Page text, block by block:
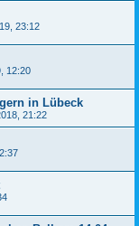
23:12
12:20
in Lübeck
21:22